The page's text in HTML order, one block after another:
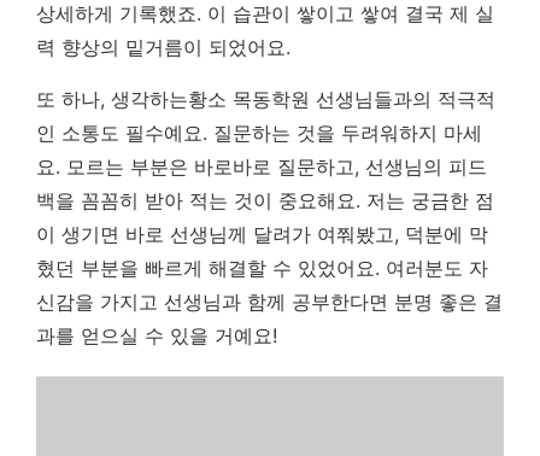
상세하게 기록했죠. 이 습관이 쌓이고 쌓여 결국 제 실
력 향상의 밑거름이 되었어요.
또 하나, 생각하는황소 목동학원 선생님들과의 적극적
인 소통도 필수예요. 질문하는 것을 두려워하지 마세
요. 모르는 부분은 바로바로 질문하고, 선생님의 피드
백을 꼼꼼히 받아 적는 것이 중요해요. 저는 궁금한 점
이 생기면 바로 선생님께 달려가 여쭤봤고, 덕분에 막
혔던 부분을 빠르게 해결할 수 있었어요. 여러분도 자
신감을 가지고 선생님과 함께 공부한다면 분명 좋은 결
과를 얻으실 수 있을 거예요!